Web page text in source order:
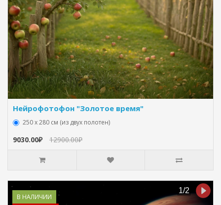
Нейрофотофон "Золотое время"
250 х 280 см (из двух полотен)
9030.00₽ 12900.00₽
В НАЛИЧИИ